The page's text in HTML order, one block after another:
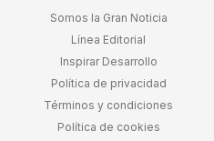
Somos la Gran Noticia
Línea Editorial
Inspirar Desarrollo
Política de privacidad
Términos y condiciones
Política de cookies